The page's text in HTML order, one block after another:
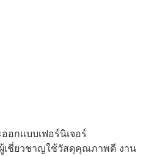
อกแบบเฟอร์นิเจอร์
เชี่ยวชาญใช้วัสดุคุณภาพดี งาน